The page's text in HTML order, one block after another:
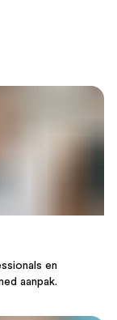
en
aanpak.